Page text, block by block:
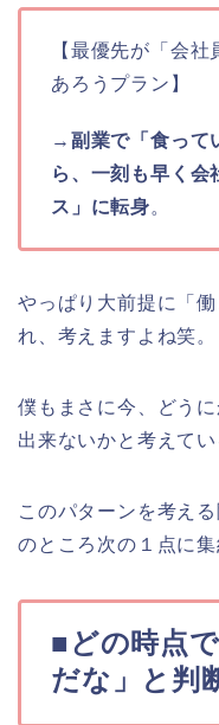
【最優先が「会
あろうプラン】
→ 副業で「食って
ら、一刻も早く会
ス」に転身。
やっぱり大前提に「
れ、考えますよね笑。
僕もまさに今、どう
出来ないかと考えてい
このパターンを考え
のところ次の１点に
■どの時点
だな」と判